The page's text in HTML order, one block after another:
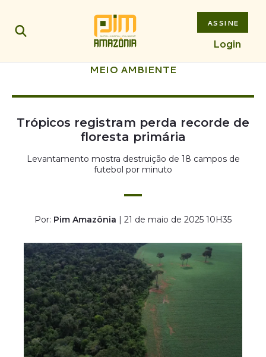
ASSINE
Login
MEIO AMBIENTE
Trópicos registram perda recorde de
floresta primária
Levantamento mostra destruição de 18 campos de
futebol por minuto
Por: Pim Amazônia | 21 de maio de 2025 10H35